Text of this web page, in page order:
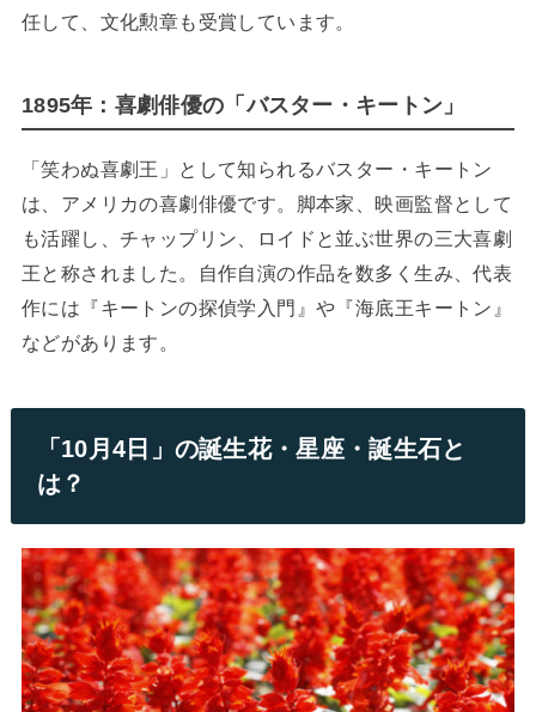
任して、文化勲章も受賞しています。
1895年：喜劇俳優の「バスター・キートン」
「笑わぬ喜劇王」として知られるバスター・キートン
は、アメリカの喜劇俳優です。脚本家、映画監督として
も活躍し、チャップリン、ロイドと並ぶ世界の三大喜劇
王と称されました。自作自演の作品を数多く生み、代表
作には『キートンの探偵学入門』や『海底王キートン』
などがあります。
「10月4日」の誕生花・星座・誕生石と
は？